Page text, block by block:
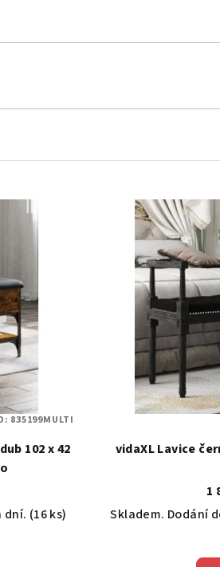
102 x 42
dní. (16 ks)
835199MULTI
vidaXL Lavice
1
Skladem. Dodání